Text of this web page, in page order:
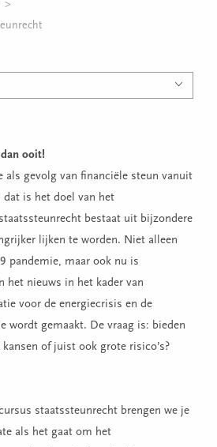
ooit!
als gevolg van financiële steun vanuit
dat is het doel van het
bestaat uit bijzondere
lijken te worden. Niet alleen
pandemie, maar ook nu is
het nieuws in het kader van
voor de energiecrisis en de
wordt gemaakt. De vraag is: bieden
of juist ook grote risico’s?
staatssteunrecht brengen we je
als het gaat om het